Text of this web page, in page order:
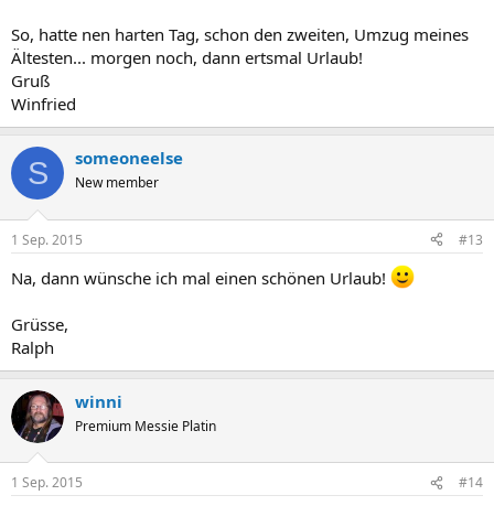
So, hatte nen harten Tag, schon den zweiten, Umzug meines
Ältesten... morgen noch, dann ertsmal Urlaub!
Gruß
Winfried
S someoneelse
New member
1 Sep. 2015 #13
Na, dann wünsche ich mal einen schönen Urlaub!
Grüsse,
Ralph
winni
Premium Messie Platin
1 Sep. 2015 #14